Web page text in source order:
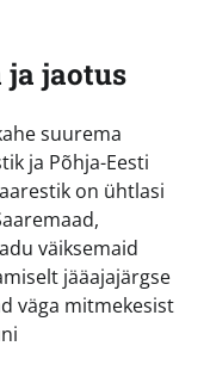
ja jaotus
suurema
ja Põhja-Eesti
on ühtlasi
väiksemaid
jääajajärgse
väga mitmekesist